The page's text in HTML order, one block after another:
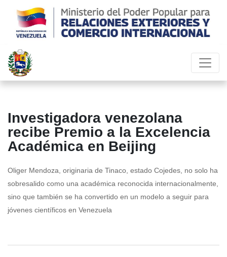
Investigadora venezolana
recibe Premio a la Excelencia
Académica en Beijing
Oliger Mendoza, originaria de Tinaco, estado Cojedes, no solo ha
sobresalido como una académica reconocida internacionalmente,
sino que también se ha convertido en un modelo a seguir para
jóvenes científicos en Venezuela